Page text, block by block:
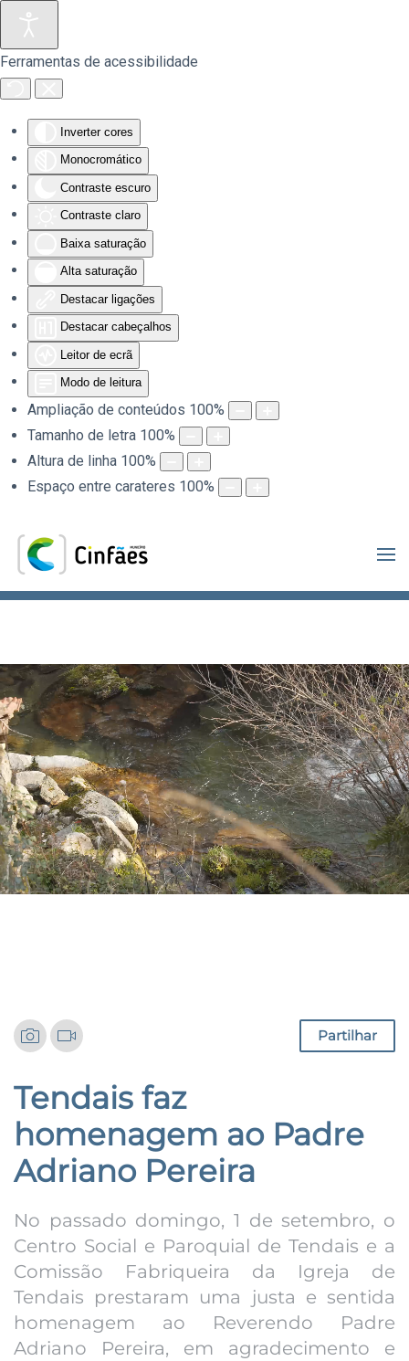
Ferramentas de acessibilidade
Inverter cores
Monocromático
Contraste escuro
Contraste claro
Baixa saturação
Alta saturação
Destacar ligações
Destacar cabeçalhos
Leitor de ecrã
Modo de leitura
Ampliação de conteúdos 100%
Tamanho de letra 100%
Altura de linha 100%
Espaço entre carateres 100%
Saltar para o conteúdo principal
.
Partilhar
Tendais faz
homenagem ao Padre
Adriano Pereira
No passado domingo, 1 de setembro, o
Centro Social e Paroquial de Tendais e a
Comissão Fabriqueira da Igreja de
Tendais prestaram uma justa e sentida
homenagem ao Reverendo Padre
Adriano Pereira, em agradecimento e